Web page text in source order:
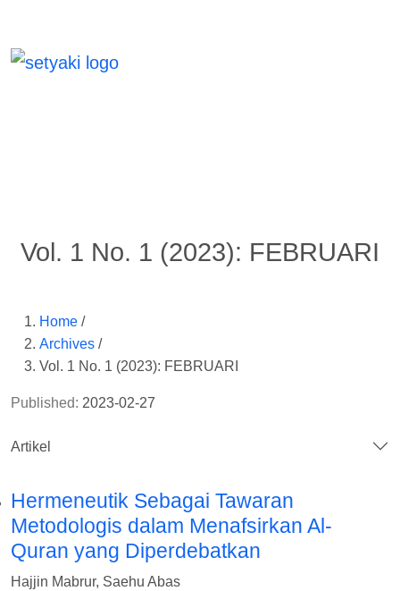
Vol. 1 No. 1 (2023): FEBRUARI
Home /
Archives /
Vol. 1 No. 1 (2023): FEBRUARI
Published: 2023-02-27
Artikel
Hermeneutik Sebagai Tawaran
Metodologis dalam Menafsirkan Al-
Quran yang Diperdebatkan
Hajjin Mabrur, Saehu Abas